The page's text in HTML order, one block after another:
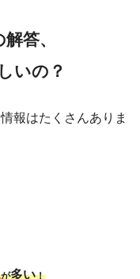
答、
いの？
報はたくさんありま
が多い！